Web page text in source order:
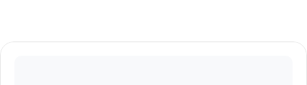
Commentaires